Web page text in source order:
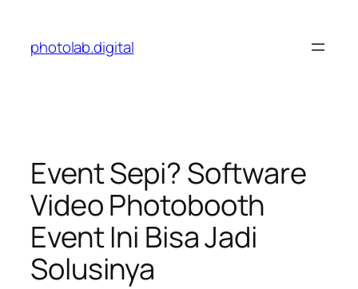
content
photolab.digital
Event Sepi? Software
Video Photobooth
Event Ini Bisa Jadi
Solusinya